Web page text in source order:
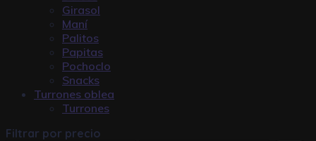
Girasol
Maní
Palitos
Papitas
Pochoclo
Snacks
Turrones oblea
Turrones
Filtrar por precio